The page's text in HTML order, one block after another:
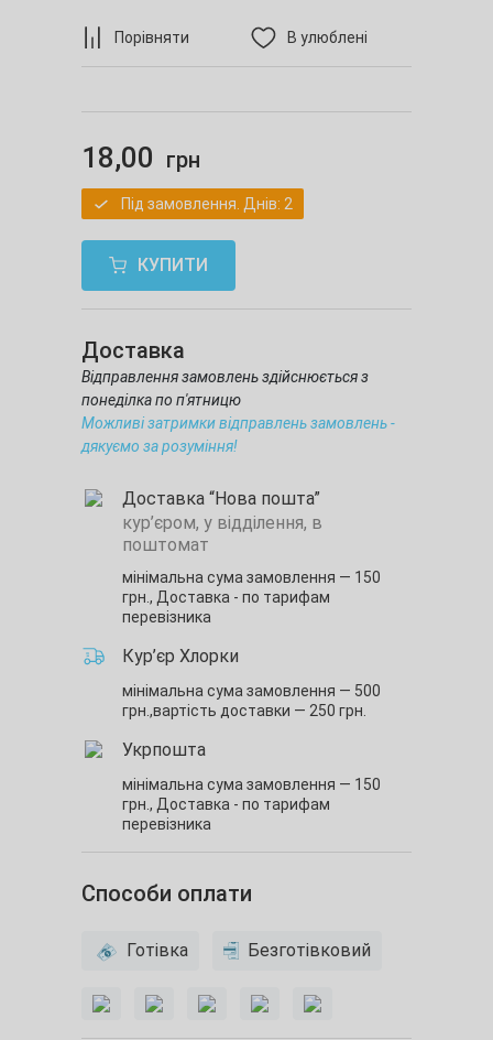
Порівняти В улюблені
18,00 грн
Під замовлення. Днів: 2
КУПИТИ
Доставка
Відправлення замовлень здійснюється з
понеділка по п'ятницю
Можливі затримки відправлень замовлень -
дякуємо за розуміння!
Доставка “Нова пошта”
кур’єром, у відділення, в
поштомат
мінімальна сума замовлення — 150
грн., Доставка - по тарифам
перевізника
Кур’єр Хлорки
мінімальна сума замовлення — 500
грн.,вартість доставки — 250 грн.
Укрпошта
мінімальна сума замовлення — 150
грн., Доставка - по тарифам
перевізника
Способи оплати
Готівка Безготівковий